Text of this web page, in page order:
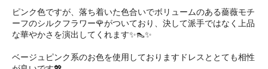
ピンク色ですが、落ち着いた色合いでボリュームのある薔薇モチ
ーフのシルクフラワー🌹がついており、決して派手ではなく上品
な華やかさを演出してくれます✨👠✨
ベージュピンク系のお色を使用しておりますドレスととても相性